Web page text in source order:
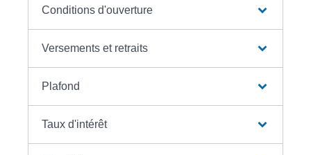
Conditions d'ouverture
Versements et retraits
Plafond
Taux d'intérêt